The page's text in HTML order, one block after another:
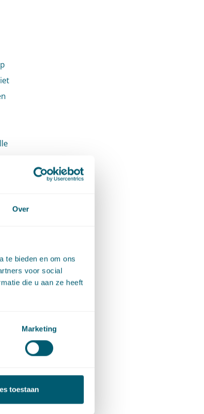
Over
te bieden en om ons
voor social
die u aan ze heeft
Marketing
toestaan